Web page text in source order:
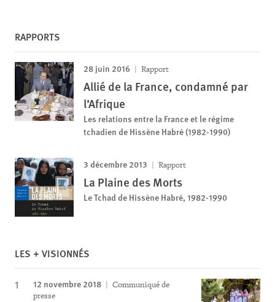
RAPPORTS
28 juin 2016 Rapport
Allié de la France, condamné par
l’Afrique
Les relations entre la France et le régime
tchadien de Hissène Habré (1982-1990)
3 décembre 2013 Rapport
La Plaine des Morts
Le Tchad de Hissène Habré, 1982-1990
LES + VISIONNÉS
12 novembre 2018
Communiqué de
presse